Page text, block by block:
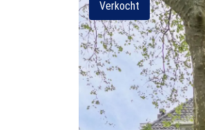
Verkocht